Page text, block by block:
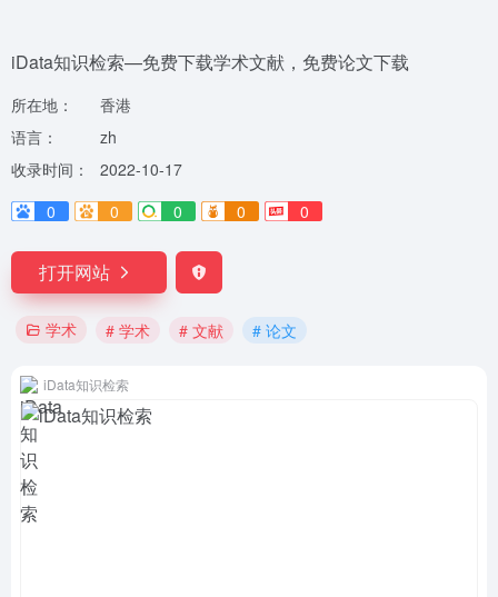
iData知识检索—免费下载学术文献，免费论文下载
所在地：
香港
语言：
zh
收录时间：
2022-10-17
0
0 0 0 0
打开网站
学术 # 学术 # 文献 # 论文
iData知识检索